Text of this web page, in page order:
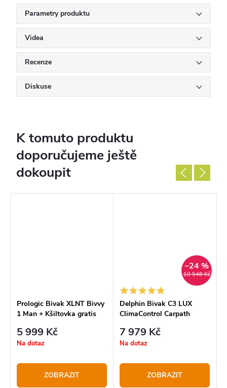
Parametry produktu
Videa
Recenze
Diskuse
K tomuto produktu
doporučujeme ještě
dokoupit
Prologic Bivak XLNT Bivvy
1 Man + Kšiltovka gratis
5 999 Kč
Na dotaz
ZOBRAZIT
10 548 Kč
–24 %
Delphin Bivak C3 LUX
ClimaControl Carpath
7 979 Kč
Na dotaz
ZOBRAZIT